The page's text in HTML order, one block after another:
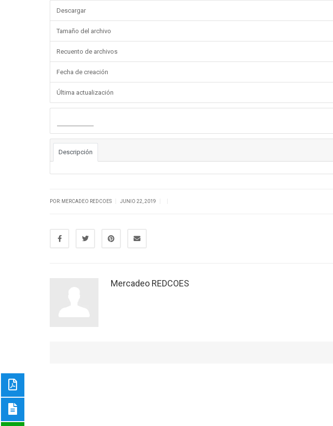
Descargar
Tamaño del archivo
Recuento de archivos
Fecha de creación
Última actualización
Descripción
POR: MERCADEO REDCOES JUNIO 22, 2019
Mercadeo REDCOES